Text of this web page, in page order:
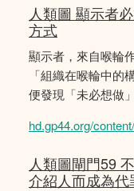
人類圖 顯示者
方式
顯示者，來自喉輪
「組織在喉輪中的
便發現「未必想做」
hd.gp44.org/
人類圖閘門59
介紹人而成為代